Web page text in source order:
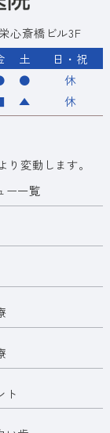
心斎橋ビル3F
土
日・祝
●
休
▲
休
変動します。
ー一覧
ト